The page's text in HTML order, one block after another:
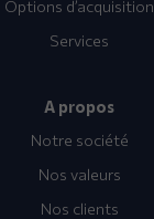
Options d’acquisition
Services
A propos
Notre société
Nos valeurs
Nos clients